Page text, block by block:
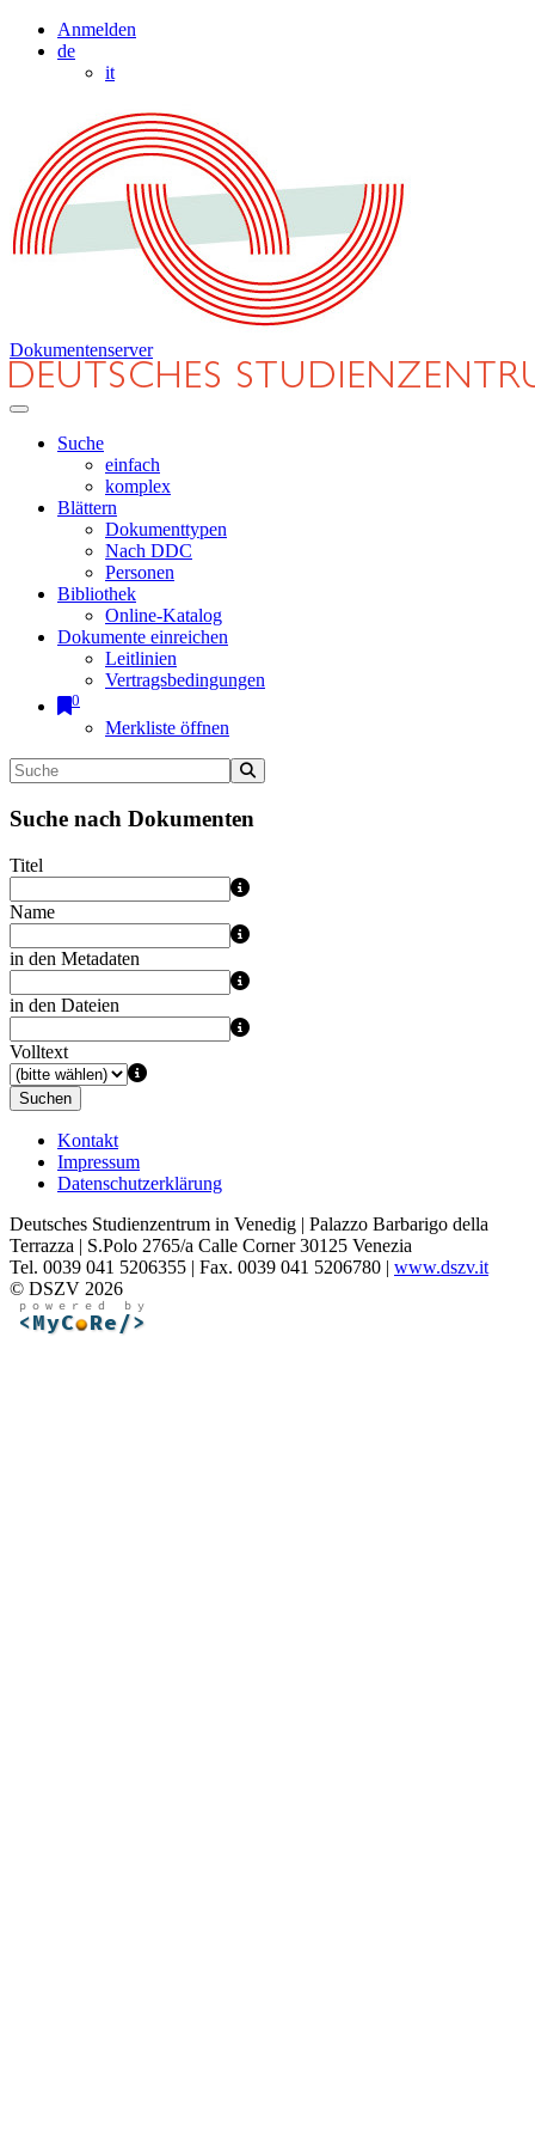
Anmelden
de
it
Dokumentenserver
Suche
einfach
komplex
Blättern
Dokumenttypen
Nach DDC
Personen
Bibliothek
Online-Katalog
Dokumente einreichen
Leitlinien
Vertragsbedingungen
0
Merkliste öffnen
Suche nach Dokumenten
Titel
Name
in den Metadaten
in den Dateien
Volltext
Suchen
Kontakt
Impressum
Datenschutzerklärung
Deutsches Studienzentrum in Venedig | Palazzo Barbarigo della
Terrazza | S.Polo 2765/a Calle Corner 30125 Venezia
Tel. 0039 041 5206355 | Fax. 0039 041 5206780 | www.dszv.it
© DSZV 2026